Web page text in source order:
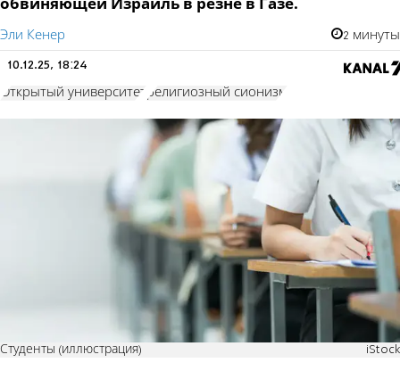
Эли Кенер 2 минуты
10.12.25, 18:24
Открытый университет религиозный сионизм
Студенты (иллюстрация) iStock